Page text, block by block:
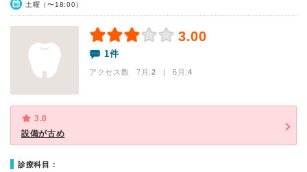
土曜（〜18:00）
3.00
1件
アクセス数 7月:2 | 6月:4
3.0
設備が古め
診療科目：